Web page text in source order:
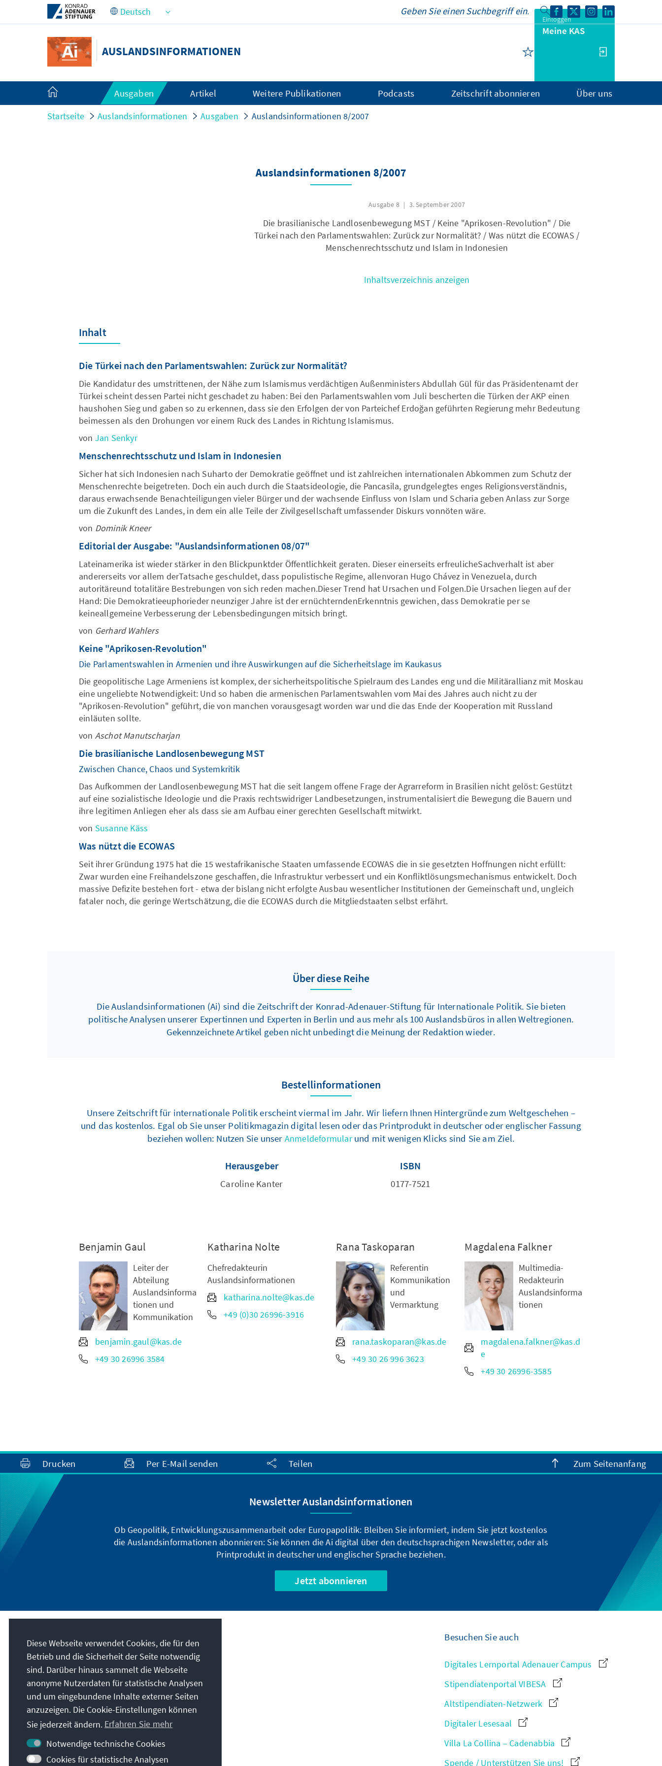
Zum Hauptinhalt springen
AUSLANDSINFORMATIONEN
Einloggen
Meine KAS
Ausgaben Artikel Weitere Publikationen Podcasts Zeitschrift abonnieren Über uns
Startseite Auslandsinformationen Ausgaben Auslandsinformationen 8/2007
Auslandsinformationen 8/2007
Ausgabe 8 3. September 2007
Die brasilianische Landlosenbewegung MST / Keine "Aprikosen-Revolution" / Die
Türkei nach den Parlamentswahlen: Zurück zur Normalität? / Was nützt die ECOWAS /
Menschenrechtsschutz und Islam in Indonesien
Inhaltsverzeichnis anzeigen
Inhalt
Die Türkei nach den Parlamentswahlen: Zurück zur Normalität?
Die Kandidatur des umstrittenen, der Nähe zum Islamismus verdächtigen Außenministers Abdullah Gül für das Präsidentenamt der
Türkei scheint dessen Partei nicht geschadet zu haben: Bei den Parlamentswahlen vom Juli bescherten die Türken der AKP einen
haushohen Sieg und gaben so zu erkennen, dass sie den Erfolgen der von Parteichef Erdoğan geführten Regierung mehr Bedeutung
beimessen als den Drohungen vor einem Ruck des Landes in Richtung Islamismus.
von Jan Senkyr
Menschenrechtsschutz und Islam in Indonesien
Sicher hat sich Indonesien nach Suharto der Demokratie geöffnet und ist zahlreichen internationalen Abkommen zum Schutz der
Menschenrechte beigetreten. Doch ein auch durch die Staatsideologie, die Pancasila, grundgelegtes enges Religionsverständnis,
daraus erwachsende Benachteiligungen vieler Bürger und der wachsende Einfluss von Islam und Scharia geben Anlass zur Sorge
um die Zukunft des Landes, in dem ein alle Teile der Zivilgesellschaft umfassender Diskurs vonnöten wäre.
von Dominik Kneer
Editorial der Ausgabe: "Auslandsinformationen 08/07"
Lateinamerika ist wieder stärker in den Blickpunktder Öffentlichkeit geraten. Dieser einerseits erfreulicheSachverhalt ist aber
andererseits vor allem derTatsache geschuldet, dass populistische Regime, allenvoran Hugo Chávez in Venezuela, durch
autoritäreund totalitäre Bestrebungen von sich reden machen.Dieser Trend hat Ursachen und Folgen.Die Ursachen liegen auf der
Hand: Die Demokratieeuphorieder neunziger Jahre ist der ernüchterndenErkenntnis gewichen, dass Demokratie per se
keineallgemeine Verbesserung der Lebensbedingungen mitsich bringt.
von Gerhard Wahlers
Keine "Aprikosen-Revolution"
Die Parlamentswahlen in Armenien und ihre Auswirkungen auf die Sicherheitslage im Kaukasus
Die geopolitische Lage Armeniens ist komplex, der sicherheitspolitische Spielraum des Landes eng und die Militärallianz mit Moskau
eine ungeliebte Notwendigkeit: Und so haben die armenischen Parlamentswahlen vom Mai des Jahres auch nicht zu der
"Aprikosen-Revolution" geführt, die von manchen vorausgesagt worden war und die das Ende der Kooperation mit Russland
einläuten sollte.
von Aschot Manutscharjan
Die brasilianische Landlosenbewegung MST
Zwischen Chance, Chaos und Systemkritik
Das Aufkommen der Landlosenbewegung MST hat die seit langem offene Frage der Agrarreform in Brasilien nicht gelöst: Gestützt
auf eine sozialistische Ideologie und die Praxis rechtswidriger Landbesetzungen, instrumentalisiert die Bewegung die Bauern und
ihre legitimen Anliegen eher als dass sie am Aufbau einer gerechten Gesellschaft mitwirkt.
von Susanne Käss
Was nützt die ECOWAS
Seit ihrer Gründung 1975 hat die 15 westafrikanische Staaten umfassende ECOWAS die in sie gesetzten Hoffnungen nicht erfüllt:
Zwar wurden eine Freihandelszone geschaffen, die Infrastruktur verbessert und ein Konfliktlösungsmechanismus entwickelt. Doch
massive Defizite bestehen fort - etwa der bislang nicht erfolgte Ausbau wesentlicher Institutionen der Gemeinschaft und, ungleich
fataler noch, die geringe Wertschätzung, die die ECOWAS durch die Mitgliedstaaten selbst erfährt.
Über diese Reihe
Die Auslandsinformationen (Ai) sind die Zeitschrift der Konrad-Adenauer-Stiftung für Internationale Politik. Sie bieten
politische Analysen unserer Expertinnen und Experten in Berlin und aus mehr als 100 Auslandsbüros in allen Weltregionen.
Gekennzeichnete Artikel geben nicht unbedingt die Meinung der Redaktion wieder.
Bestellinformationen
Unsere Zeitschrift für internationale Politik erscheint viermal im Jahr. Wir liefern Ihnen Hintergründe zum Weltgeschehen –
und das kostenlos. Egal ob Sie unser Politikmagazin digital lesen oder das Printprodukt in deutscher oder englischer Fassung
beziehen wollen: Nutzen Sie unser Anmeldeformularund mit wenigen Klicks sind Sie am Ziel.
Herausgeber
Caroline Kanter
ISBN
0177-7521
Benjamin Gaul
Leiter der
Abteilung
Auslandsinforma
tionen und
Kommunikation
benjamin.gaul@kas.de
+49 30 26996 3584
Katharina Nolte
Chefredakteurin
Auslandsinformationen
katharina.nolte@kas.de
+49 (0)30 26996-3916
Rana Taskoparan
Referentin
Kommunikation
und
Vermarktung
rana.taskoparan@kas.de
+49 30 26 996 3623
Magdalena Falkner
Multimedia-
Redakteurin
Auslandsinforma
tionen
magdalena.falkner@kas.d
e
+49 30 26996-3585
Drucken Per E-Mail senden Teilen Zum Seitenanfang
Newsletter Auslandsinformationen
Ob Geopolitik, Entwicklungszusammenarbeit oder Europapolitik: Bleiben Sie informiert, indem Sie jetzt kostenlos
die Auslandsinformationen abonnieren: Sie können die Ai digital über den deutschsprachigen Newsletter, oder als
Printprodukt in deutscher und englischer Sprache beziehen.
Jetzt abonnieren
Besuchen Sie auch
Digitales Lernportal Adenauer Campus
Stipendiatenportal VIBESA
Altstipendiaten-Netzwerk
Digitaler Lesesaal
Villa La Collina – Cadenabbia
Spende / Unterstützen Sie uns!
Diese Webseite verwendet Cookies, die für den
Betrieb und die Sicherheit der Seite notwendig
sind. Darüber hinaus sammelt die Webseite
anonyme Nutzerdaten für statistische Analysen
und um eingebundene Inhalte externer Seiten
anzuzeigen. Die Cookie-Einstellungen können
Sie jederzeit ändern. Erfahren Sie mehr
Notwendige technische Cookies
Cookies für statistische Analysen